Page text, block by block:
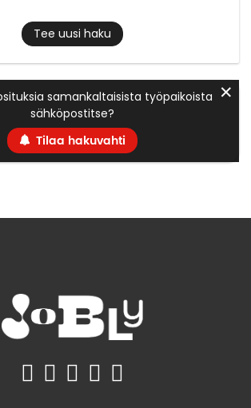
Tee uusi haku
samankaltaisista työpaikoista
sähköpostitse?
Tilaa hakuvahti
✕